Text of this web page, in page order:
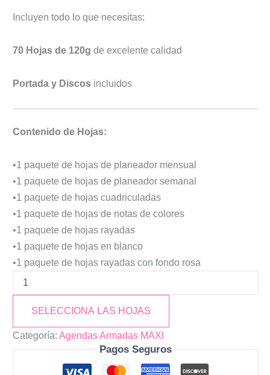
Incluyen todo lo que necesitas:
70 Hojas de 120g de excelente calidad
Portada y Discos incluidos
Contenido de Hojas:
•1 paquete de hojas de planeador mensual
•1 paquete de hojas de planeador semanal
•1 paquete de hojas cuadriculadas
•1 paquete de hojas de notas de colores
•1 paquete de hojas rayadas
•1 paquete de hojas en blanco
•1 paquete de hojas rayadas con fondo rosa
SELECCIONA LAS HOJAS
Categoría: Agendas Armadas MAXI
Pagos Seguros